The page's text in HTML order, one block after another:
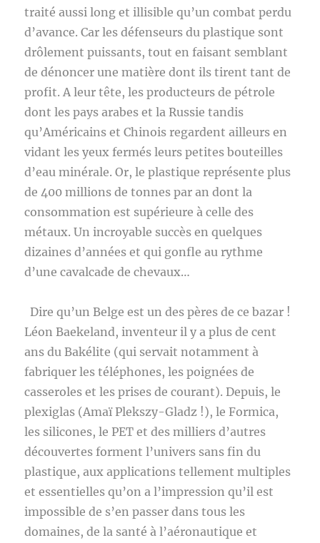
traité aussi long et illisible qu’un combat perdu
d’avance. Car les défenseurs du plastique sont
drôlement puissants, tout en faisant semblant
de dénoncer une matière dont ils tirent tant de
profit. A leur tête, les producteurs de pétrole
dont les pays arabes et la Russie tandis
qu’Américains et Chinois regardent ailleurs en
vidant les yeux fermés leurs petites bouteilles
d’eau minérale. Or, le plastique représente plus
de 400 millions de tonnes par an dont la
consommation est supérieure à celle des
métaux. Un incroyable succès en quelques
dizaines d’années et qui gonfle au rythme
d’une cavalcade de chevaux…
Dire qu’un Belge est un des pères de ce bazar !
Léon Baekeland, inventeur il y a plus de cent
ans du Bakélite (qui servait notamment à
fabriquer les téléphones, les poignées de
casseroles et les prises de courant). Depuis, le
plexiglas (Amaï Plekszy-Gladz !), le Formica,
les silicones, le PET et des milliers d’autres
découvertes forment l’univers sans fin du
plastique, aux applications tellement multiples
et essentielles qu’on a l’impression qu’il est
impossible de s’en passer dans tous les
domaines, de la santé à l’aéronautique et